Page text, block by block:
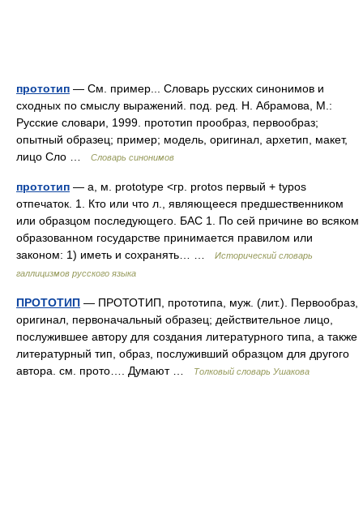
прототип — См. пример... Словарь русских синонимов и
сходных по смыслу выражений. под. ред. Н. Абрамова, М.:
Русские словари, 1999. прототип прообраз, первообраз;
опытный образец; пример; модель, оригинал, архетип, макет,
лицо Сло …
Словарь синонимов
прототип — а, м. prototype <гр. protos первый + typos
отпечаток. 1. Кто или что л., являющееся предшественником
или образцом последующего. БАС 1. По сей причине во всяком
образованном государстве принимается правилом или
законом: 1) иметь и сохранять… …
Исторический словарь
галлицизмов русского языка
ПРОТОТИП — ПРОТОТИП, прототипа, муж. (лит.). Первообраз,
оригинал, первоначальный образец; действительное лицо,
послужившее автору для создания литературного типа, а также
литературный тип, образ, послуживший образцом для другого
автора. см. прото…. Думают …
Толковый словарь Ушакова